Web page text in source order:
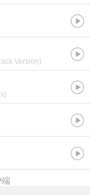
Version)
端